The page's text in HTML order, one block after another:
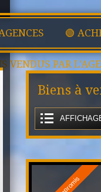
🟢
VENDUS PAR
Biens à